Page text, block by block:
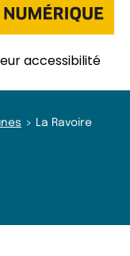
accessibilité
La Ravoire